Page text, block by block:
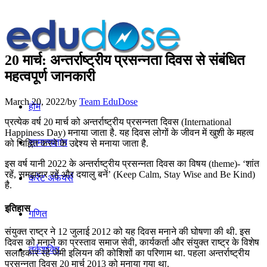
होम
सामान्यज्ञान
करेंट अफेयर्स
गणित
तर्कशक्ति
20 मार्च: अन्तर्राष्ट्रीय प्रसन्नता दिवस से संबंधित
महत्वपूर्ण जानकारी
March 20, 2022/by Team EduDose
प्रत्येक वर्ष 20 मार्च को अन्तर्राष्ट्रीय प्रसन्नता दिवस (International
Happiness Day) मनाया जाता है. यह दिवस लोगों के जीवन में खुशी के महत्व
को चिह्नित करने के उद्देश्य से मनाया जाता है.
इस वर्ष यानी 2022 के अन्तर्राष्ट्रीय प्रसन्नता दिवस का विषय (theme)- ‘शांत
रहें, समझदार रहें और दयालु बनें’ (Keep Calm, Stay Wise and Be Kind)
है.
इतिहास
संयुक्त राष्ट्र ने 12 जुलाई 2012 को यह दिवस मनाने की घोषणा की थी. इस
दिवस को मनाने का प्रस्ताव समाज सेवी, कार्यकर्ता और संयुक्त राष्ट्र के विशेष
सलाहकार रहे जेमी इलियन की कोशिशों का परिणाम था. पहला अन्तर्राष्ट्रीय
प्रसन्नता दिवस 20 मार्च 2013 को मनाया गया था.